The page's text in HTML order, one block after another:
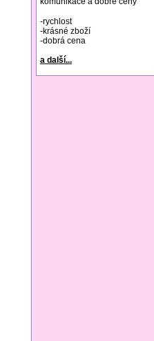
-rychlost
-krásné zboží
-dobrá cena
a další...